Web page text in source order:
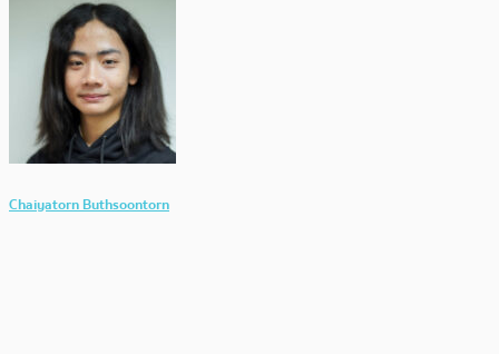
Chaiyatorn Buthsoontorn